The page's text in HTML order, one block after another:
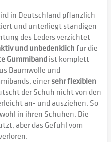
in Deutschland pflanzlich
und unterliegt ständigen
des Leders verzichtet
und unbedenklichfür die
Gummibandist komplett
Baumwolle und
einersehr flexiblen
der Schuh nicht von den
an- und ausziehen. So
in ihren Schuhen. Die
aber das Gefühl vom